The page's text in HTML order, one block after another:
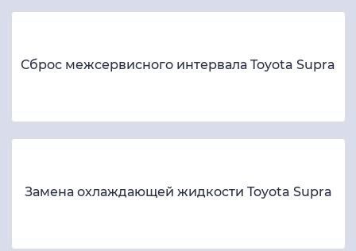
Сброс межсервисного интервала Toyota Supra
Замена охлаждающей жидкости Toyota Supra